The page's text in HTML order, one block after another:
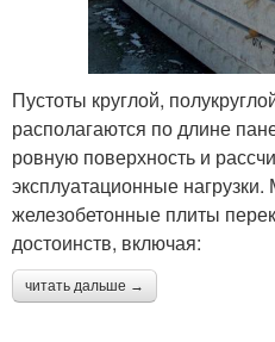
Пустоты круглой,
располагаются по длине
ровную поверхность и
эксплуатационные
железобетонные плиты
достоинств, включая:
читать дальше →